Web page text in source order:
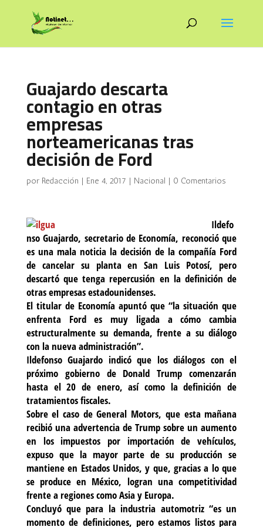
Guajardo descarta
contagio en otras
empresas
norteamericanas tras
decisión de Ford
por Redacción | Ene 4, 2017 | Nacional | 0 Comentarios
Ildefo
nso Guajardo, secretario de Economía, reconoció que
es una mala noticia la decisión de la compañía Ford
de cancelar su planta en San Luis Potosí, pero
descartó que tenga repercusión en la definición de
otras empresas estadounidenses.
El titular de Economía apuntó que “la situación que
enfrenta Ford es muy ligada a cómo cambia
estructuralmente su demanda, frente a su diálogo
con la nueva administración”.
Ildefonso Guajardo indicó que los diálogos con el
próximo gobierno de Donald Trump comenzarán
hasta el 20 de enero, así como la definición de
tratamientos fiscales.
Sobre el caso de General Motors, que esta mañana
recibió una advertencia de Trump sobre un aumento
en los impuestos por importación de vehículos,
expuso que la mayor parte de su producción se
mantiene en Estados Unidos, y que, gracias a lo que
se produce en México, logran una competitividad
frente a regiones como Asia y Europa.
Concluyó que para la industria automotriz “es un
momento de definiciones, pero estamos listos para